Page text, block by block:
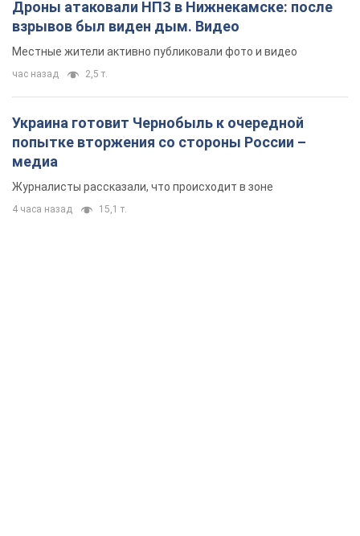
Дроны атаковали НПЗ в Нижнекамске: после
взрывов был виден дым. Видео
Местные жители активно публиковали фото и видео
час назад 2,5 т.
Украина готовит Чернобыль к очередной
попытке вторжения со стороны России –
медиа
Журналисты рассказали, что происходит в зоне
4 часа назад 15,1 т.